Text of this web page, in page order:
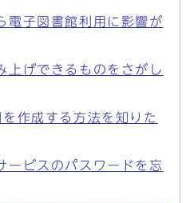
電子図書館利用に影響が
上げできるものをさがし
作成する方法を知りた
ービスのパスワードを忘